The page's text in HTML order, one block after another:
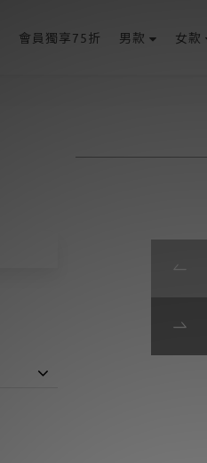
會員獨享75折 男款 女款